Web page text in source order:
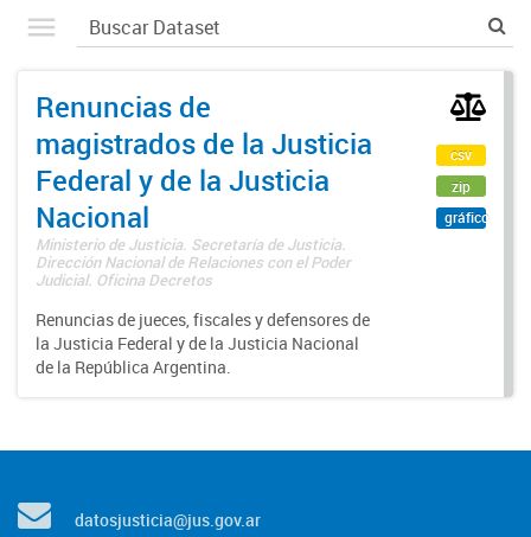
Renuncias de
magistrados de la Justicia
Federal y de la Justicia
Nacional
Ministerio de Justicia. Secretaría de Justicia.
Dirección Nacional de Relaciones con el Poder
Judicial. Oficina Decretos
Renuncias de jueces, fiscales y defensores de
la Justicia Federal y de la Justicia Nacional
de la República Argentina.
csv
zip
gráfico
datosjusticia@jus.gov.ar